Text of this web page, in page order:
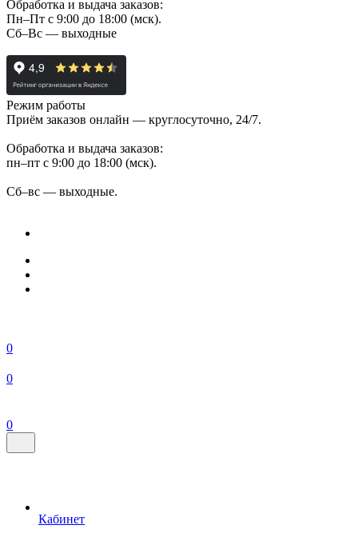
Обработка и выдача заказов:
Пн–Пт с 9:00 до 18:00 (мск).
Сб–Вс — выходные
Режим работы
Приём заказов онлайн — круглосуточно, 24/7.
Обработка и выдача заказов:
пн–пт с 9:00 до 18:00 (мск).
Сб–вс — выходные.
0
0
0
Кабинет